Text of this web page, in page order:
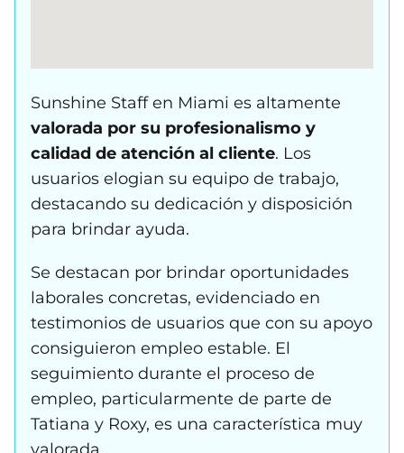
Sunshine Staff en Miami es altamente
valorada por su profesionalismo y
calidad de atención al cliente. Los
usuarios elogian su equipo de trabajo,
destacando su dedicación y disposición
para brindar ayuda.
Se destacan por brindar oportunidades
laborales concretas, evidenciado en
testimonios de usuarios que con su apoyo
consiguieron empleo estable. El
seguimiento durante el proceso de
empleo, particularmente de parte de
Tatiana y Roxy, es una característica muy